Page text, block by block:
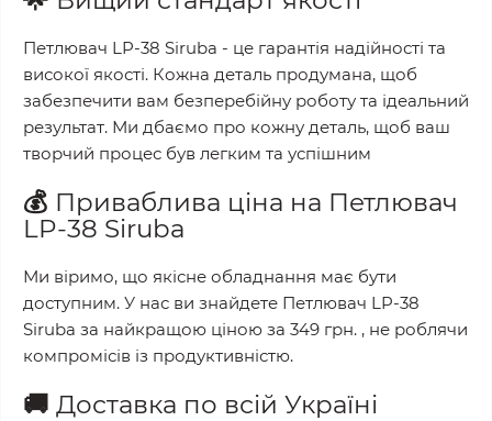
Петлювач LP-38 Siruba - це гарантія надійності та
високої якості. Кожна деталь продумана, щоб
забезпечити вам безперебійну роботу та ідеальний
результат. Ми дбаємо про кожну деталь, щоб ваш
творчий процес був легким та успішним
💰 Приваблива ціна на Петлювач
LP-38 Siruba
Ми віримо, що якісне обладнання має бути
доступним. У нас ви знайдете Петлювач LP-38
Siruba за найкращою ціною за 349 грн. , не роблячи
компромісів із продуктивністю.
🚚 Доставка по всій Україні